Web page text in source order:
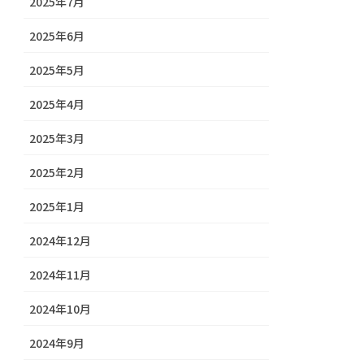
2025年6月
2025年5月
2025年4月
2025年3月
2025年2月
2025年1月
2024年12月
2024年11月
2024年10月
2024年9月